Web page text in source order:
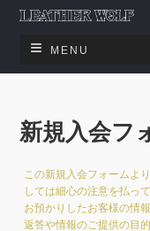
MENU
新規入会フ
この新規入会フォームよ
しては細心の注意を払っ
お預かりしたお客様の情
返答や情報のご提供の目